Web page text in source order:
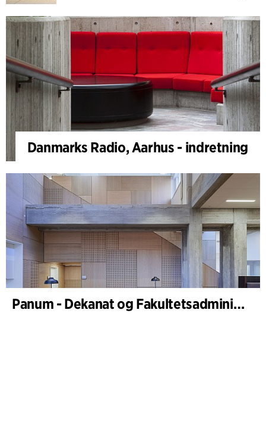
Danmarks Radio, Aarhus - indretning
Panum - Dekanat og Fakultetsadministration